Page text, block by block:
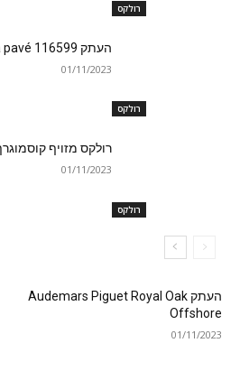
רולקס
רולקס
העתק Rolex Daytona pavé 116599
01/11/2023
רולקס
רולקס מזויף
01/11/2023
העתק Audemars Piguet Royal Oak
Offshore
01/11/2023